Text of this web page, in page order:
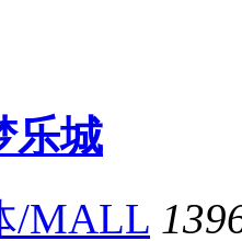
乐城
/MALL